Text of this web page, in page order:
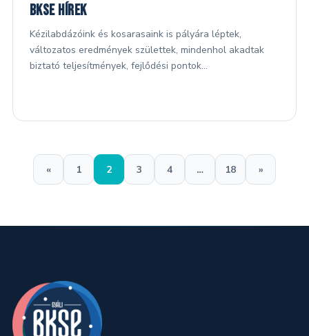
BKSE hírek
Kézilabdázóink és kosarasaink is pályára léptek,
változatos eredmények születtek, mindenhol akadtak
biztató teljesítmények, fejlődési pontok…
« 1 2 3 4 … 18 »